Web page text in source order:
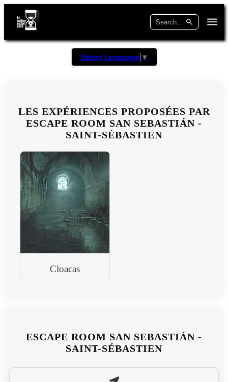
Select Language ▼
LES EXPÉRIENCES PROPOSÉES PAR
ESCAPE ROOM SAN SEBASTIÁN -
SAINT-SÉBASTIEN
Cloacas
ESCAPE ROOM SAN SEBASTIÁN -
SAINT-SÉBASTIEN